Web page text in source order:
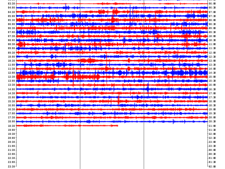
03:30
04:00
04:30
05:00
05:30
06:00
06:30
07:00
07:30
08:00
08:30
09:00
09:30
10:00
10:30
11:00
11:30
12:00
12:30
13:00
13:30
14:00
14:30
15:00
15:30
16:00
16:30
17:00
17:30
18:00
18:30
19:00
19:30
20:00
20:30
21:00
21:30
22:00
22:30
23:00
23:30
06:00
06:30
07:00
07:30
08:00
08:30
09:00
09:30
10:00
10:30
11:00
11:30
12:00
12:30
13:00
13:30
14:00
14:30
15:00
15:30
16:00
16:30
17:00
17:30
18:00
18:30
19:00
19:30
20:00
20:30
21:00
21:30
22:00
22:30
23:00
23:30
00:00
00:30
01:00
01:30
02:00